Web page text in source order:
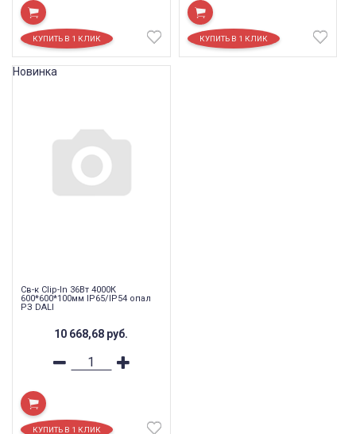
Св-к Clip-In 36Вт 4000К
600*600*100мм IP65/IP54 опал
РЗ DALI
10 668,68 руб.
Новинка